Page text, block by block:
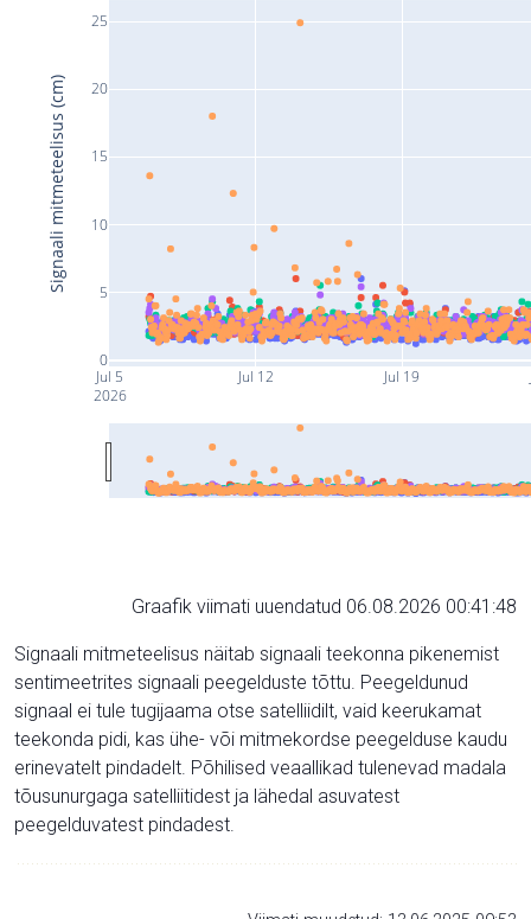
Jul 5
2026
Jul 12 Jul 19
0
5
10
15
20
25
Signaali mitmeteelisus (cm)
Graafik viimati uuendatud 06.08.2026 00:41:48
Signaali mitmeteelisus näitab signaali teekonna pikenemist
sentimeetrites signaali peegelduste tõttu. Peegeldunud
signaal ei tule tugijaama otse satelliidilt, vaid keerukamat
teekonda pidi, kas ühe- või mitmekordse peegelduse kaudu
erinevatelt pindadelt. Põhilised veaallikad tulenevad madala
tõusunurgaga satelliitidest ja lähedal asuvatest
peegelduvatest pindadest.